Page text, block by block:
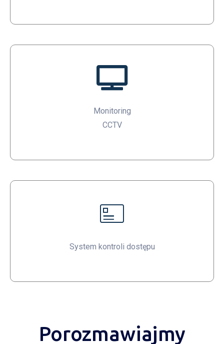
Monitoring
CCTV
System kontroli dostępu
Porozmawiajmy